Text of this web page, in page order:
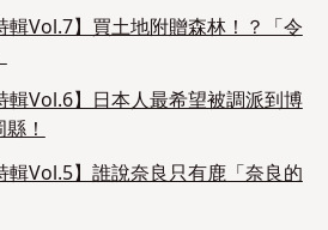
輯Vol.7】買土地附贈森林！？「令
輯Vol.6】日本人最希望被調派到博
縣！
輯Vol.5】誰說奈良只有鹿「奈良的